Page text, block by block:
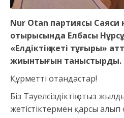
Nur Otan партиясы Саяси
отырысында Елбасы
«Елдіктің жеті тұғыры»
жиынтығын таныстырды.
Құрметті отандастар!
Біз Тәуелсіздіктің отыз
жетістіктермен қарсы